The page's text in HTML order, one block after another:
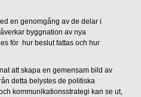
en genomgång av de delar i
byggnation av nya
för hur beslut fattas och hur
att skapa en gemensam bild av
detta belystes de politiska
kommunikationsstrategi kan se ut,